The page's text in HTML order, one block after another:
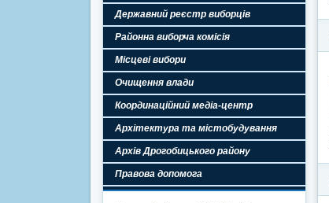
Державний реєстр виборців
Районна виборча комісія
Місцеві вибори
Очищення влади
Координаційний медіа-центр
Архітектура та містобудування
Архів Дрогобицького району
Правова допомога